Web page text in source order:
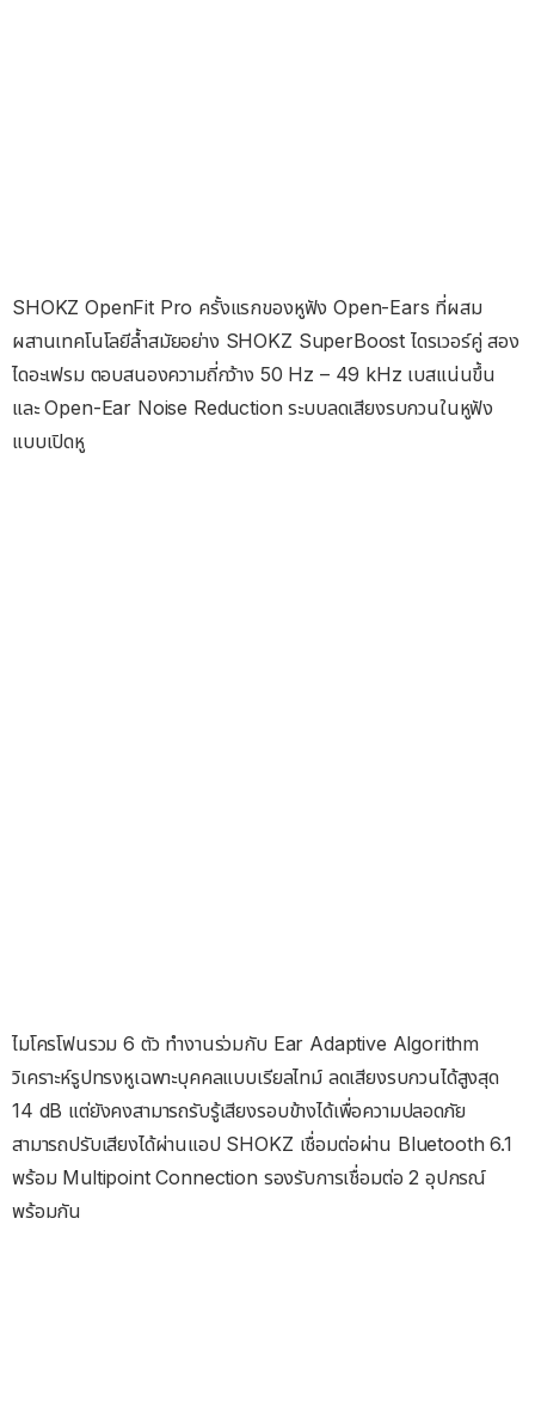
SHOKZ OpenFit Pro ครั้งแรกของหูฟัง Open-Ears ที่ผสม
ผสานเทคโนโลยีล้ำสมัยอย่าง SHOKZ SuperBoost ไดรเวอร์คู่ สอง
ไดอะเฟรม ตอบสนองความถี่กว้าง 50 Hz – 49 kHz เบสแน่นขึ้น
และ Open-Ear Noise Reduction ระบบลดเสียงรบกวนในหูฟัง
แบบเปิดหู
ไมโครโฟนรวม 6 ตัว ทำงานร่วมกับ Ear Adaptive Algorithm
วิเคราะห์รูปทรงหูเฉพาะบุคคลแบบเรียลไทม์ ลดเสียงรบกวนได้สูงสุด
14 dB แต่ยังคงสามารถรับรู้เสียงรอบข้างได้เพื่อความปลอดภัย
สามารถปรับเสียงได้ผ่านแอป SHOKZ เชื่อมต่อผ่าน Bluetooth 6.1
พร้อม Multipoint Connection รองรับการเชื่อมต่อ 2 อุปกรณ์
พร้อมกัน